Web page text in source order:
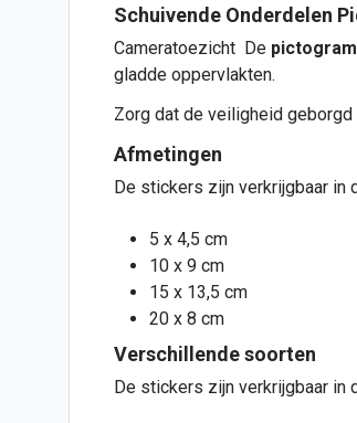
Schuivende Onderdelen
Cameratoezicht De
gladde oppervlakten.
Zorg dat de veiligheid
Afmetingen
De stickers zijn verkrijgbaar in
5 x 4,5 cm
10 x 9 cm
15 x 13,5 cm
20 x 8 cm
Verschillende soorten
De stickers zijn verkrijgbaar in